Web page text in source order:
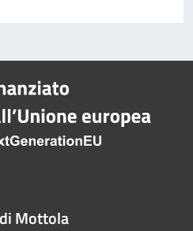
Mottola